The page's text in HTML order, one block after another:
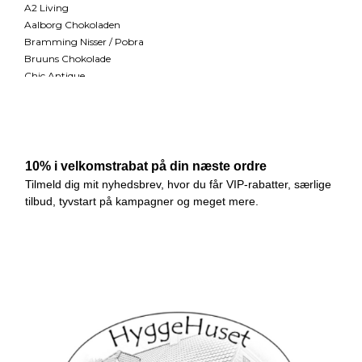
A2 Living
Aalborg Chokoladen
Bramming Nisser / Pobra
Bruuns Chokolade
Chic Antique
Se mere
Information